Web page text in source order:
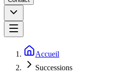
Accueil
Successions